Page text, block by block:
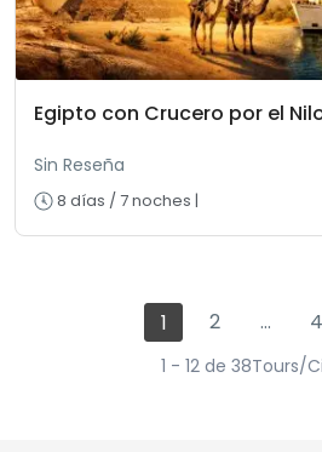
Egipto con Crucero por el
Sin Reseña
8 días / 7 noches |
1 2 … 4
1 - 12 de 38Tours/